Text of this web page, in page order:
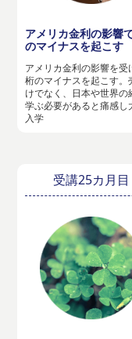
アメリカ金利の影響
のマイナスを起こす
アメリカ金利の影響を受
桁のマイナスを起こす。
けでなく、日本や世界の
学ぶ必要があると痛感し
入学
受講25カ月目